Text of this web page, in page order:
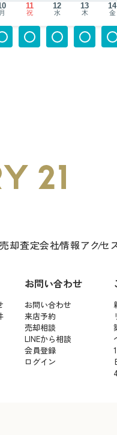
月
11
祝
12
水
13
木
14
金
却査定会社情報アクセ
お問い合わせ
お問い合わせ
来店予約
売却相談
LINEから相談
会員登録
ログイン